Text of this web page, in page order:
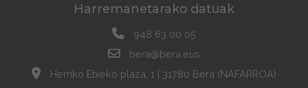
Harremanetarako datuak
948 63 00 05
bera@bera.eus
Herriko Etxeko plaza, 1 | 31780 Bera (NAFARROA)